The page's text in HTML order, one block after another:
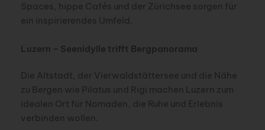
Spaces, hippe Cafés und der Zürichsee sorgen für
ein inspirierendes Umfeld.
Luzern – Seenidylle trifft Bergpanorama
Die Altstadt, der Vierwaldstättersee und die Nähe
zu Bergen wie Pilatus und Rigi machen Luzern zum
idealen Ort für Nomaden, die Ruhe und Erlebnis
verbinden wollen.